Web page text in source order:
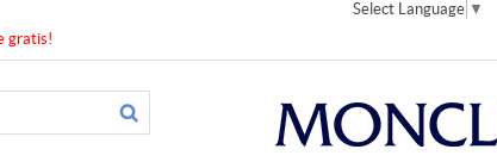
Select Language ▼
gratis!